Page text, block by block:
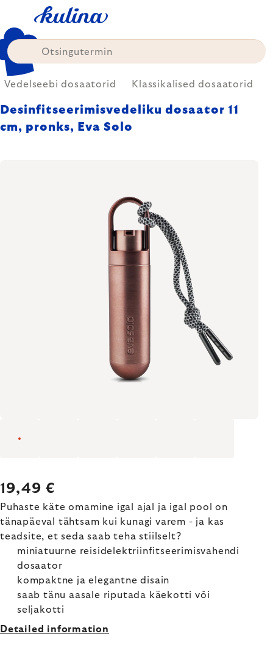
content
Vedelseebi dosaatorid Klassikalised dosaatorid
Desinfitseerimisvedeliku dosaator 11
cm, pronks, Eva Solo
19,49 €
Puhaste käte omamine igal ajal ja igal pool on
tänapäeval tähtsam kui kunagi varem - ja kas
teadsite, et seda saab teha stiilselt?
miniatuurne reisidelektriinfitseerimisvahendi
dosaator
kompaktne ja elegantne disain
saab tänu aasale riputada käekotti või
seljakotti
Detailed information